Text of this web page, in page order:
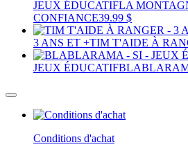
JEUX ÉDUCATIFLA
CONFIANCE39.99 $
3 ANS ET +TIM T'AIDE À
JEUX ÉDUCATIF
Conditions d'achat